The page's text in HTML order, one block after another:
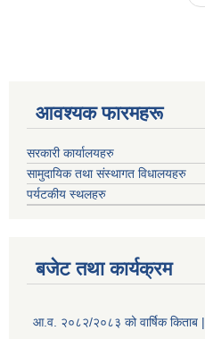
आवश्यक फारमहरू
सरकारी कार्यालयहरु
सामुदायिक तथा संस्थागत विधालयहरु
पर्यटकीय स्थलहरु
बजेट तथा कार्यक्रम
आ.व. २०८२/२०८३ को वार्षिक किताब |